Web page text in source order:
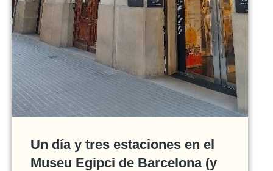
Un día y tres estaciones en el
Museu Egipci de Barcelona (y